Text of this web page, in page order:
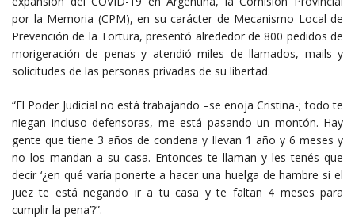
por la Memoria (CPM), en su carácter de Mecanismo Local de
Prevención de la Tortura, presentó alrededor de 800 pedidos de
morigeración de penas y atendió miles de llamados, mails y
solicitudes de las personas privadas de su libertad.
“El Poder Judicial no está trabajando –se enoja Cristina-; todo te
niegan incluso defensoras, me está pasando un montón. Hay
gente que tiene 3 años de condena y llevan 1 año y 6 meses y
no los mandan a su casa. Entonces te llaman y les tenés que
decir ‘¿en qué varía ponerte a hacer una huelga de hambre si el
juez te está negando ir a tu casa y te faltan 4 meses para
cumplir la pena’?”.